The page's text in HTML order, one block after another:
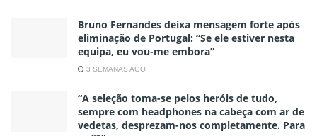
Bruno Fernandes deixa mensagem forte após
eliminação de Portugal: “Se ele estiver nesta
equipa, eu vou-me embora”
3 SEMANAS AGO
“A seleção toma-se pelos heróis de tudo,
sempre com headphones na cabeça com ar de
vedetas, desprezam-nos completamente. Para